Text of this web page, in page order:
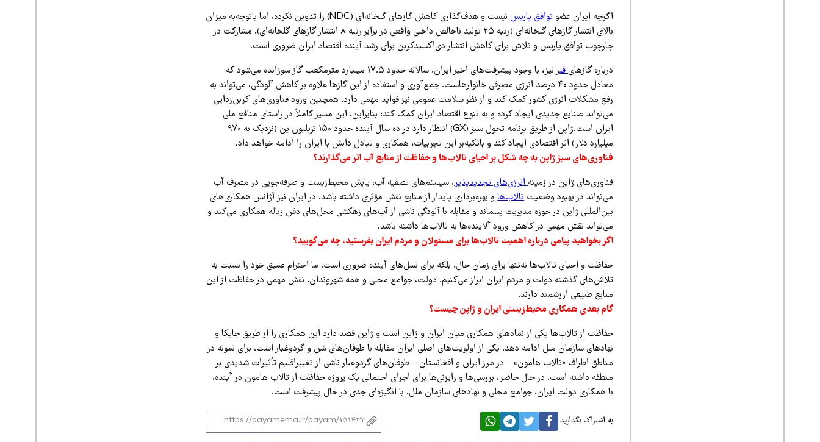
اگرچه ایران عضوتوافق پاریس
نیست و هدف‌گذاری کاهش گازهای گلخانه‌ای (NDC) را تدوین نکرده، اما باتوجه‌به میزان
بالای انتشار گازهای گلخانه‌ای (رتبه ۲۵ تولید ناخالص داخلی واقعی در برابر رتبه ۸ انتشار گازهای گلخانه‌ای)، مشارکت در
چارچوب توافق پاریس و تلاش برای کاهش انتشار دی‌اکسیدکربن برای رشد آینده اقتصاد ایران ضروری است.
درباره گازهایفل
ر نیز، با وجود پیشرفت‌های اخیر ایران، سالانه حدود ۱۷.۵ میلیارد مترمکعب گاز سوزانده می‌شود که
معادل حدود ۴۰ درصد انرژی مصرفی خانوارهاست. جمع‌آوری و استفاده از این گازها علاوه بر کاهش آلودگی، می‌تواند به
رفع مشکلات انرژی کشور کمک کند و از نظر سلامت عمومی نیز فواید مهمی دارد. همچنین ورود فناوری‌های کربن‌زدایی
می‌تواند صنایع جدیدی ایجاد کرده و به تنوع اقتصاد ایران کمک کند؛ بنابراین، این مسیر کاملاً در راستای منافع ملی
ایران است.ژاپن از طریق برنامه تحول سبز (GX) انتظار دارد در ده سال آینده حدود ۱۵۰ تریلیون ین (نزدیک به ۹۷۰
میلیارد دلار) اثر اقتصادی ایجاد کند و باتکیه‌بر این تجربیات، همکاری و تبادل دانش با ایران را ادامه خواهد داد.
فناوری‌های سبز ژاپن به چه شکل بر احیای تالاب‌ها و حفاظت از منابع آب اثر می‌گذارند؟
فناوری‌های ژاپن در زمینهانرژی‌های تجدیدپذیر، سیستم‌های تصفیه آب، پایش محیط‌زیست و صرفه‌جویی در مصرف آب
می‌تواند در بهبود وضعیتتالاب‌هاو بهره‌برداری پایدار از منابع نقش مؤثری داشته باشد. در ایران نیز آژانس همکاری‌های
بین‌المللی ژاپن در حوزه مدیریت پسماند و مقابله با آلودگی ناشی از آب‌های زهکشی محل‌های دفن زباله همکاری می‌کند و
می‌تواند نقش مهمی در کاهش ورود آلاینده‌ها به تالاب‌ها داشته باشد.
اگر بخواهید پیامی درباره اهمیت تالاب‌ها برای مسئولان و مردم ایران بفرستید، چه می‌گویید؟
حفاظت و احیای تالاب‌ها نه‌تنها برای زمان حال، بلکه برای نسل‌های آینده ضروری است. ما احترام عمیق خود را نسبت به
تلاش‌های گذشته دولت و مردم ایران ابراز می‌کنیم. دولت، جوامع محلی و همه شهروندان، نقش مهمی در حفاظت از این
منابع طبیعی ارزشمند دارند.
گام بعدی همکاری محیط‌زیستی ایران و ژاپن چیست؟
حفاظت از تالاب‌ها یکی از نمادهای همکاری میان ایران و ژاپن است و ژاپن قصد دارد این همکاری را از طریق جایکا و
نهادهای سازمان ملل ادامه دهد. یکی از اولویت‌های اصلی ایران مقابله با طوفان‌های شن و گردوغبار است. برای نمونه در
مناطق اطراف «تالاب هامون» – در مرز ایران و افغانستان – طوفان‌های گردوغبار ناشی از تغییراقلیم تأثیرات شدیدی بر
منطقه داشته است. در حال حاضر، بررسی‌ها و رایزنی‌ها برای اجرای احتمالی یک پروژه حفاظت از تالاب هامون در آینده،
با همکاری دولت ایران، جوامع محلی و نهادهای سازمان ملل، با انگیزه‌ای جدی در حال پیشرفت است.
به اشتراک بگذارید: